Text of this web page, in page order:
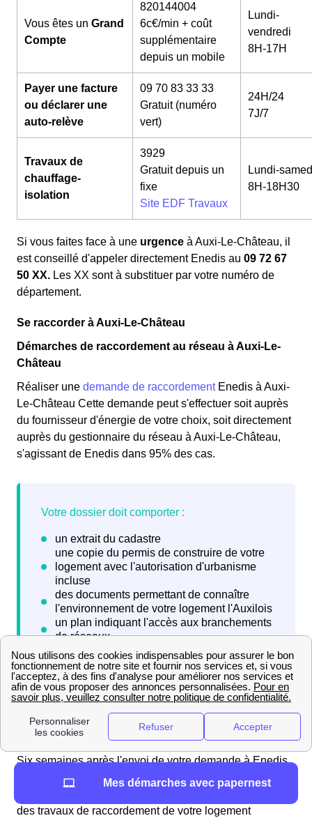
Vous êtes un Grand
Compte
820144004
6c€/min + coût
supplémentaire
depuis un mobile
Lundi-
vendredi
8H-17H
Payer une facture
ou déclarer une
auto-relève
09 70 83 33 33
Gratuit (numéro
vert)
24H/24
7J/7
Travaux de
chauffage-
isolation
3929
Gratuit depuis un
fixe
Site EDF Travaux
Lundi-
8H-18H30
Si vous faites face à une urgence à Auxi-Le-Château, il
est conseillé d'appeler directement Enedis au 09 72 67
50 XX. Les XX sont à substituer par votre numéro de
département.
Se raccorder à Auxi-Le-Château
Démarches de raccordement au réseau à Auxi-Le-
Château
Réaliser une demande de raccordementEnedis à Auxi-
Le-Château Cette demande peut s'effectuer soit auprès
du fournisseur d'énergie de votre choix, soit directement
auprès du gestionnaire du réseau à Auxi-Le-Château,
s'agissant de Enedis dans 95% des cas.
Six semaines après l'envoi de votre demande à Enedis
Auxi-Le-Château (ex ErDF), vous allez recevoir une
des travaux de raccordement de votre logement
Mes démarches avec papernest